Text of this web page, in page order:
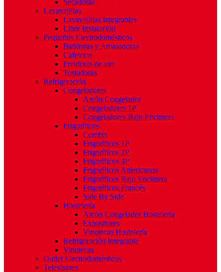
Secadoras
Lavavajillas
Lavavajillas Integrables
Libre Instalación
Pequeños Electrodomésticos
Batidoras y Amasadoras
Cafeteras
Freidoras de aire
Tostadoras
Refrigeración
Congeladores
Arcón Congelador
Congeladores 1P
Congeladores Bajo Encimera
Frigoríficos
Combis
Frigoríficos 1P
Frigoríficos 2P
Frigoríficos 4P
Frigoríficos Americanos
Frigoríficos Bajo Encimera
Frigoríficos Francés
Side By Side
Hostelería
Arcón Congelador Hostelería
Expositores
Vinotecas Hostelería
Refrigeración Integrable
Vinotecas
Outlet Electrodomésticos
Televisores